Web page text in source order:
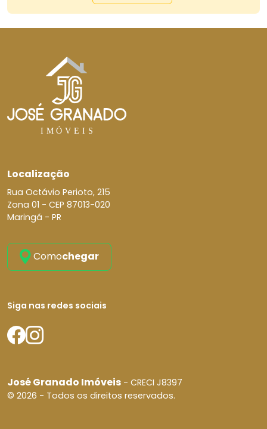
Localização
Rua Octávio Perioto, 215
Zona 01 - CEP 87013-020
Maringá - PR
Comochegar
Siga nas redes sociais
José Granado Imóveis - CRECI J8397
© 2026 - Todos os direitos reservados.